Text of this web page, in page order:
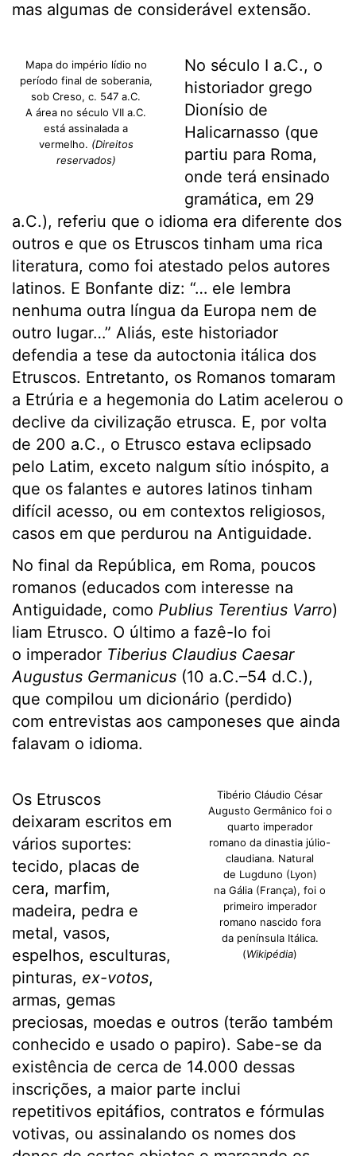
mas algumas de considerável extensão.
Mapa do império lídio no
período final de soberania,
sob Creso, c. 547 a.C.
A área no século VII a.C.
está assinalada a
vermelho. (Direitos
reservados)
No século I a.C., o
historiador grego
Dionísio de
Halicarnasso (que
partiu para Roma,
onde terá ensinado
gramática, em 29
a.C.), referiu que o idioma era diferente dos
outros e que os Etruscos tinham uma rica
literatura, como foi atestado pelos autores
latinos. E Bonfante diz: “… ele lembra
nenhuma outra língua da Europa nem de
outro lugar…” Aliás, este historiador
defendia a tese da autoctonia itálica dos
Etruscos. Entretanto, os Romanos tomaram
a Etrúria e a hegemonia do Latim acelerou o
declive da civilização etrusca. E, por volta
de 200 a.C., o Etrusco estava eclipsado
pelo Latim, exceto nalgum sítio inóspito, a
que os falantes e autores latinos tinham
difícil acesso, ou em contextos religiosos,
casos em que perdurou na Antiguidade.
No final da República, em Roma, poucos
romanos (educados com interesse na
Antiguidade, como Publius Terentius Varro)
liam Etrusco. O último a fazê-lo foi
o imperador Tiberius Claudius Caesar
Augustus Germanicus (10 a.C.–54 d.C.),
que compilou um dicionário (perdido)
com entrevistas aos camponeses que ainda
falavam o idioma.
Tibério Cláudio César
Augusto Germânico foi o
quarto imperador
romano da dinastia júlio-
claudiana. Natural
de Lugduno (Lyon)
na Gália (França), foi o
primeiro imperador
romano nascido fora
da península Itálica.
(Wikipédia)
Os Etruscos
deixaram escritos em
vários suportes:
tecido, placas de
cera, marfim,
madeira, pedra e
metal, vasos,
espelhos, esculturas,
pinturas, ex-votos,
armas, gemas
preciosas, moedas e outros (terão também
conhecido e usado o papiro). Sabe-se da
existência de cerca de 14.000 dessas
inscrições, a maior parte inclui
repetitivos epitáfios, contratos e fórmulas
votivas, ou assinalando os nomes dos